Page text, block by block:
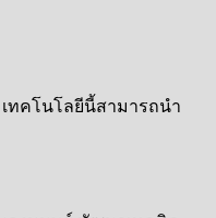
ทคโนโลยีนี้สามารถนำ